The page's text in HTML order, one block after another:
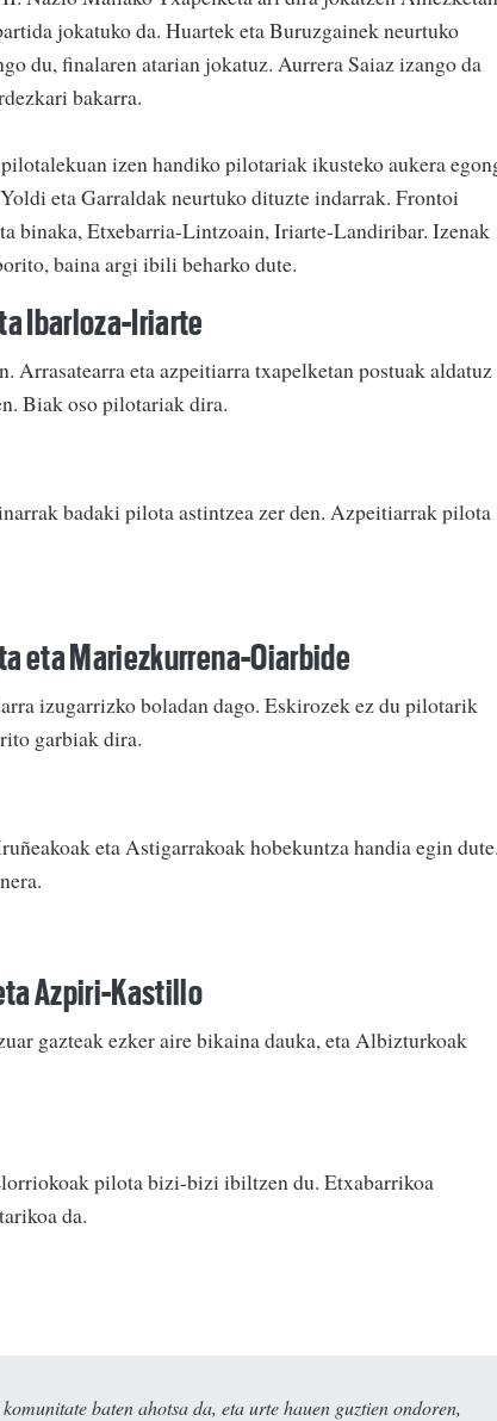
jokatuko da. Huartek eta Buruzgainek neurtuko
du, finalaren atarian jokatuz. Aurrera Saiaz izango da
bakarra.
izen handiko pilotariak ikusteko aukera
eta Garraldak neurtuko dituzte indarrak. Frontoi
binaka, Etxebarria-Lintzoain, Iriarte-Landiribar. Izenak
baina argi ibili beharko dute.
Ibarloza-Iriarte
Arrasatearra eta azpeitiarra txapelketan postuak aldatuz
Biak oso pilotariak dira.
badaki pilota astintzea zer den. Azpeitiarrak pilota
eta Mariezkurrena-Oiarbide
izugarrizko boladan dago. Eskirozek ez du pilotarik
garbiak dira.
eta Astigarrakoak hobekuntza handia egin
Azpiri-Kastillo
gazteak ezker aire bikaina dauka, eta Albizturkoak
pilota bizi-bizi ibiltzen du. Etxabarrikoa
da.
baten ahotsa da, eta urte hauen guztien ondoren,